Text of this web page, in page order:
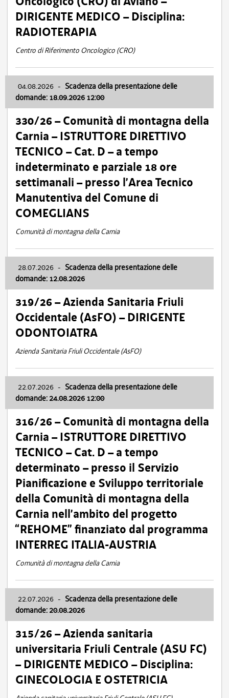
DIRIGENTE MEDICO – Disciplina:
RADIOTERAPIA
Centro di Riferimento Oncologico (CRO)
04.08.2026 - Scadenza della presentazione delle
domande: 18.09.2026 12:00
330/26 – Comunità di montagna della
Carnia – ISTRUTTORE DIRETTIVO
TECNICO – Cat. D – a tempo
indeterminato e parziale 18 ore
settimanali – presso l’Area Tecnico
Manutentiva del Comune di
COMEGLIANS
Comunità di montagna della Carnia
28.07.2026 - Scadenza della presentazione delle
domande: 12.08.2026
319/26 – Azienda Sanitaria Friuli
Occidentale (AsFO) – DIRIGENTE
ODONTOIATRA
Azienda Sanitaria Friuli Occidentale (AsFO)
22.07.2026 - Scadenza della presentazione delle
domande: 24.08.2026 12:00
316/26 – Comunità di montagna della
Carnia – ISTRUTTORE DIRETTIVO
TECNICO – Cat. D – a tempo
determinato – presso il Servizio
Pianificazione e Sviluppo territoriale
della Comunità di montagna della
Carnia nell’ambito del progetto
“REHOME” finanziato dal programma
INTERREG ITALIA-AUSTRIA
Comunità di montagna della Carnia
22.07.2026 - Scadenza della presentazione delle
domande: 20.08.2026
315/26 – Azienda sanitaria
universitaria Friuli Centrale (ASU FC)
– DIRIGENTE MEDICO – Disciplina:
GINECOLOGIA E OSTETRICIA